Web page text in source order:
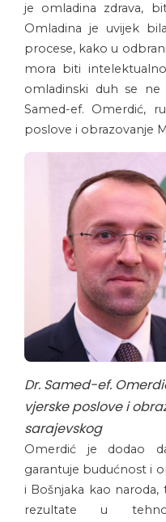
je omladina zdrava,
Omladina je uvijek
procese, kako u
mora biti
omladinski duh se
Samed-ef. Omerdić,
poslove i obrazovanje
Dr. Samed-ef.
vjerske poslove i
sarajevskog
Omerdić je dodao
garantuje budućnost i
i Bošnjaka kao
rezultate u